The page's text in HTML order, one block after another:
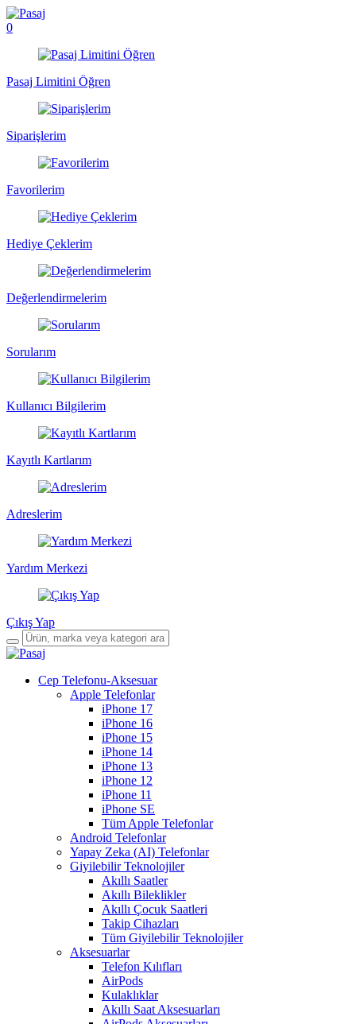
0
Pasaj Limitini Öğren
Siparişlerim
Favorilerim
Hediye Çeklerim
Değerlendirmelerim
Sorularım
Kullanıcı Bilgilerim
Kayıtlı Kartlarım
Adreslerim
Yardım Merkezi
Çıkış Yap
Cep Telefonu-Aksesuar
Apple Telefonlar
iPhone 17
iPhone 16
iPhone 15
iPhone 14
iPhone 13
iPhone 12
iPhone 11
iPhone SE
Tüm Apple Telefonlar
Android Telefonlar
Yapay Zeka (AI) Telefonlar
Giyilebilir Teknolojiler
Akıllı Saatler
Akıllı Bileklikler
Akıllı Çocuk Saatleri
Takip Cihazları
Tüm Giyilebilir Teknolojiler
Aksesuarlar
Telefon Kılıfları
AirPods
Kulaklıklar
Akıllı Saat Aksesuarları